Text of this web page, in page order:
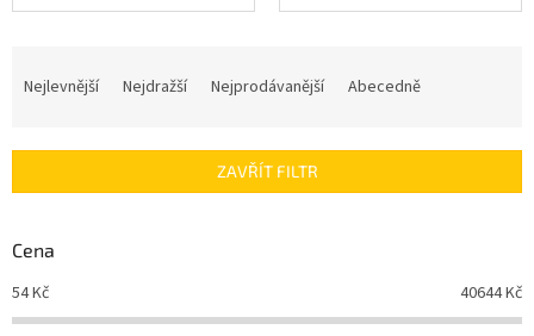
í
r
o
d
u
Nejlevnější Nejdražší Nejprodávanější Abecedně
ZAVŘÍT FILTR
Cena
54Kč 40644Kč